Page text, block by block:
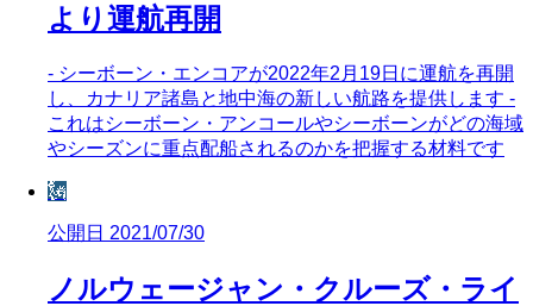
より運航再開
- シーボーン・エンコアが2022年2月19日に運航を再開
し、カナリア諸島と地中海の新しい航路を提供します -
これはシーボーン・アンコールやシーボーンがどの海域
やシーズンに重点配船されるのかを把握する材料です
🗽
公開日 2021/07/30
ノルウェージャン・クルーズ・ライ